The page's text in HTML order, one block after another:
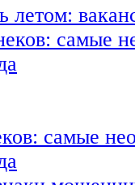
летом:
самые